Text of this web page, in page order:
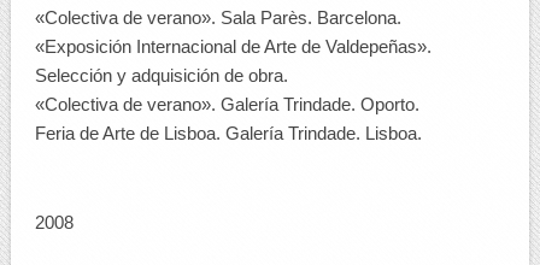
«Colectiva de verano». Sala Parès. Barcelona.
«Exposición Internacional de Arte de Valdepeñas».
Selección y adquisición de obra.
«Colectiva de verano». Galería Trindade. Oporto.
Feria de Arte de Lisboa. Galería Trindade. Lisboa.
2008